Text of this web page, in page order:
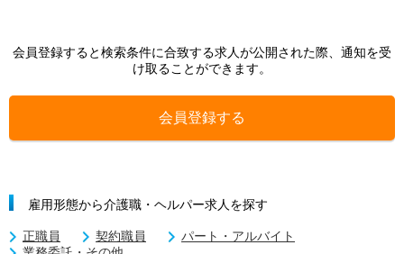
会員登録すると検索条件に合致する求人が公開された際、通知を受
け取ることができます。
会員登録する
雇用形態から介護職・ヘルパー求人を探す
正職員 契約職員
パート・アルバイト